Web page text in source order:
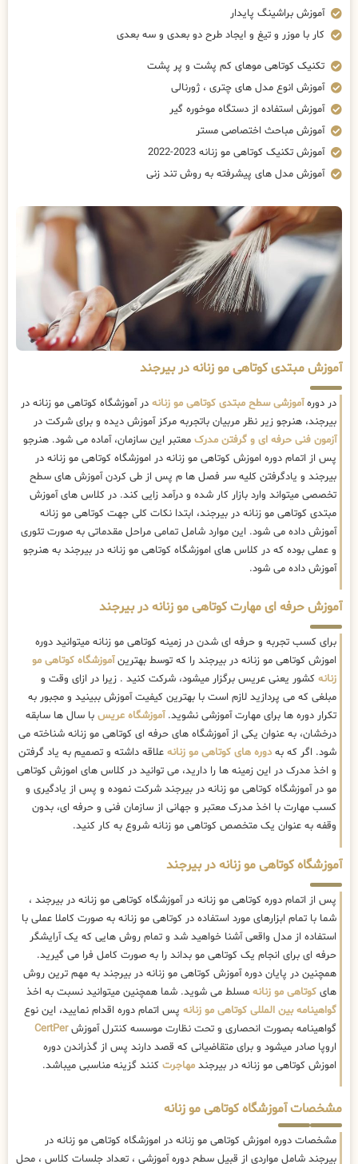
آموزش براشینگ پایدار
کار با موزر و تیغ و ایجاد طرح دو بعدی و سه بعدی
تکنیک کوتاهی موهای کم پشت و پر پشت
آموزش انوع مدل های چتری ، ژورنالی
آموزش استفاده از دستگاه موخوره گیر
آموزش مباحث اختصاصی مستر
آموزش تکنیک کوتاهی مو زنانه 2023-2022
آموزش مدل های پیشرفته به روش تند زنی
آموزش مبتدی کوتاهی مو زنانه در بیرجند
در دورهآموزشی سطح مبتدی کوتاهی مو زنانه در آموزشگاه کوتاهی مو زنانه در
بیرجند، هنرجو زیر نظر مربیان باتجربه مرکز آموزش دیده و برای شرکت در
آزمون فنی حرفه ای و گرفتن مدرک معتبر این سازمان، آماده می شود. هنرجو
پس از اتمام دوره اموزش کوتاهی مو زنانه در اموزشگاه کوتاهی مو زنانه در
بیرجند و یادگرفتن کلیه سر فصل ها م پس از طی کردن آموزش های سطح
تخصصی میتواند وارد بازار کار شده و درآمد زایی کند. در کلاس های آموزش
مبتدی کوتاهی مو زنانه در بیرجند، ابتدا نکات کلی جهت کوتاهی مو زنانه
آموزش داده می شود. این موارد شامل تمامی مراحل مقدماتی به صورت تئوری
و عملی بوده که در کلاس های اموزشگاه کوتاهی مو زنانه در بیرجند به هنرجو
آموزش داده می شود.
آموزش حرفه ای مهارت کوتاهی مو زنانه در بیرجند
برای کسب تجربه و حرفه ای شدن در زمینه کوتاهی مو زنانه میتوانید دوره
اموزش کوتاهی مو زنانه در بیرجند را که توسط بهترینآموزشگاه کوتاهی مو
زنانه کشور یعنی عریس برگزار میشود، شرکت کنید . زیرا در ازای وقت و
مبلغی که می پردازید لازم است با بهترین کیفیت آموزش ببینید و مجبور به
تکرار دوره ها برای مهارت آموزشی نشوید.آموزشگاه عریس با سال ها سابقه
درخشان، به عنوان یکی از آموزشگاه های حرفه ای کوتاهی مو زنانه شناخته می
شود. اگر که بهدوره های کوتاهی مو زنانه علاقه داشته و تصمیم به یاد گرفتن
و اخذ مدرک در این زمینه ها را دارید، می توانید در کلاس های اموزش کوتاهی
مو در آموزشگاه کوتاهی مو زنانه در بیرجند شرکت نموده و پس از یادگیری و
کسب مهارت با اخذ مدرک معتبر و جهانی از سازمان فنی و حرفه ای، بدون
وقفه به عنوان یک متخصص کوتاهی مو زنانه شروع به کار کنید.
آموزشگاه کوتاهی مو زنانه در بیرجند
پس از اتمام دوره کوتاهی مو زنانه در آموزشگاه کوتاهی مو زنانه در بیرجند ،
شما با تمام ابزارهای مورد استفاده در کوتاهی مو زنانه به صورت کاملا عملی با
استفاده از مدل واقعی آشنا خواهید شد و تمام روش هایی که یک آرایشگر
حرفه ای برای انجام یک کوتاهی مو بداند را به صورت کامل فرا می گیرید.
همچنین در پایان دوره آموزش کوتاهی مو زنانه در بیرجند به مهم ترین روش
های کوتاهی مو زنانه مسلط می شوید. شما همچنین میتوانید نسبت به اخذ
گواهینامه بین المللی کوتاهی مو زنانه پس اتمام دوره اقدام نمایید، این نوع
گواهینامه بصورت انحصاری و تحت نظارت موسسه کنترل آموزشCertPer
اروپا صادر میشود و برای متقاضیانی که قصد دارند پس از گذراندن دوره
اموزش کوتاهی مو زنانه در بیرجند مهاجرت کنند گزینه مناسبی میباشد.
مشخصات آموزشگاه کوتاهی مو زنانه
مشخصات دوره اموزش کوتاهی مو زنانه در اموزشگاه کوتاهی مو زنانه در
بیرجند شامل مواردی از قبیل سطح دوره آموزشی ، تعداد جلسات کلاس ، محل